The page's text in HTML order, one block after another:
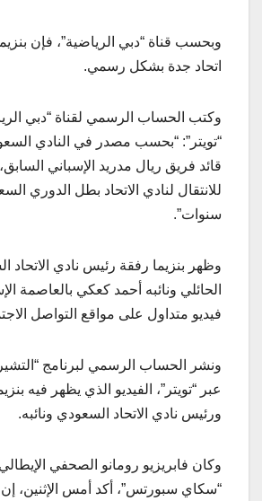
وبحسب قناة “دبي الرياضية”، فإن
اتحاد جدة بشكل رسمي.
وكتب الحساب الرسمي لقناة “دبي
“تويتر”: “بحسب مصدر في النادي
قائد فريق ريال مدريد الإسباني
للانتقال لنادي الاتحاد بطل الدوري
سنوات”.
وظهر بنزيما رفقة رئيس نادي الاتحاد
الحائلي ونائبه أحمد كعكي بالعاصمة
فيديو متداول على مواقع التواصل
ونشر الحساب الرسمي لبرنامج
عبر “تويتر”، الفيديو الذي يظهر فيه
ورئيس نادي الاتحاد السعودي ونائبه.
وكان فابريزيو رومانو الصحفي
“سكاي سبورتس”، أكد أمس الإثنين، إن